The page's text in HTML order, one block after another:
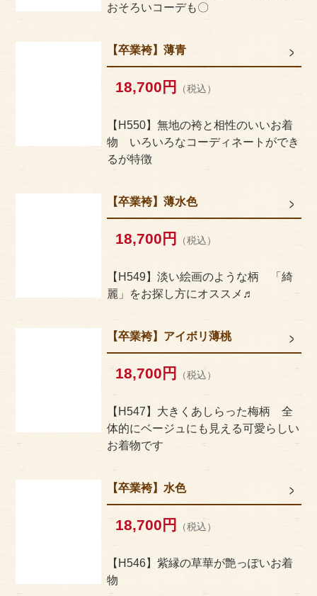
おそろいコーデも〇
【卒業袴】薄青
18,700円 （税込）
【H550】無地の袴と相性のいいお着
物 いろいろなコーディネートができ
るが特徴
【卒業袴】薄水色
18,700円 （税込）
【H549】淡い絵画のような柄 「綺
麗」をお探し方にオススメ♬
【卒業袴】アイボリ薄桃
18,700円 （税込）
【H547】大きくあしらった梅柄 全
体的にベージュにも見える可愛らしい
お着物です
【卒業袴】水色
18,700円 （税込）
【H546】紫縁の草華が艶っぽいお着
物